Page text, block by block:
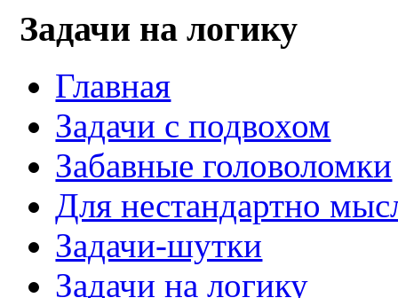
Задачи на логику
Главная
Задачи с подвохом
Забавные головоломки
Для нестандартно
Задачи-шутки
Задачи на логику